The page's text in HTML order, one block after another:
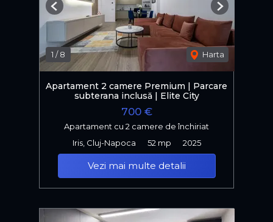
1 /8 Harta
Previous Next
Apartament 2 camere Premium | Parcare
subterana inclusă | Elite City
700 €
Apartament cu 2 camere de închiriat
Iris, Cluj-Napoca
52 mp 2025
Vezi mai multe detalii